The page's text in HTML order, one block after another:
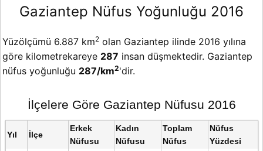
Gaziantep Nüfus Yoğunluğu 2016
Yüzölçümü 6.887 km2 olan Gaziantep ilinde 2016 yılına
göre kilometrekareye 287 insan düşmektedir. Gaziantep
nüfus yoğunluğu 287/km2'dir.
İlçelere Göre Gaziantep Nüfusu 2016
Yıl İlçe
Erkek
Nüfusu
Kadın
Nüfusu
Toplam
Nüfus
Nüfus
Yüzdesi